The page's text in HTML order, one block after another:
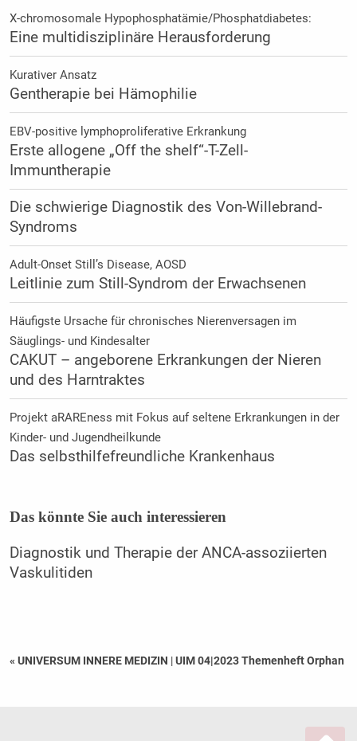
X-chromosomale Hypophosphatämie/Phosphatdiabetes:
Eine multidisziplinäre Herausforderung
Kurativer Ansatz
Gentherapie bei Hämophilie
EBV-positive lymphoproliferative Erkrankung
Erste allogene „Off the shelf“-T-Zell-
Immuntherapie
Die schwierige Diagnostik des Von-Willebrand-
Syndroms
Adult-Onset Still’s Disease, AOSD
Leitlinie zum Still-Syndrom der Erwachsenen
Häufigste Ursache für chronisches Nierenversagen im
Säuglings- und Kindesalter
CAKUT – angeborene Erkrankungen der Nieren
und des Harntraktes
Projekt aRAREness mit Fokus auf seltene Erkrankungen in der
Kinder- und Jugendheilkunde
Das selbsthilfefreundliche Krankenhaus
Das könnte Sie auch interessieren
Diagnostik und Therapie der ANCA-assoziierten
Vaskulitiden
« UNIVERSUM INNERE MEDIZIN |UIM 04|2023 Themenheft Orphan